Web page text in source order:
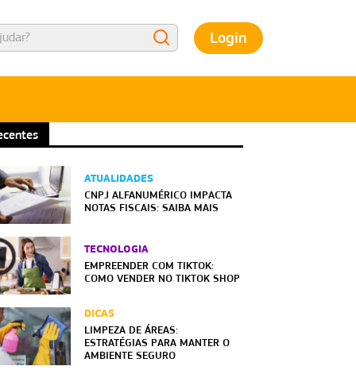
Login
ATUALIDADES
CNPJ ALFANUMÉRICO IMPACTA
NOTAS FISCAIS: SAIBA MAIS
TECNOLOGIA
EMPREENDER COM TIKTOK:
COMO VENDER NO TIKTOK SHOP
DICAS
LIMPEZA DE ÁREAS:
ESTRATÉGIAS PARA MANTER O
AMBIENTE SEGURO